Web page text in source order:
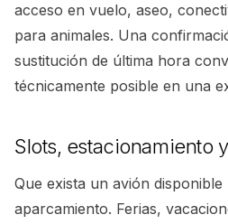
acceso en vuelo, aseo,
para animales. Una
sustitución de última hora
técnicamente posible en una
Slots, estacionamiento
Que exista un avión
aparcamiento. Ferias,